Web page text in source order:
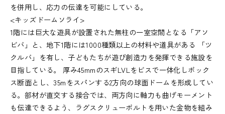
を併用し、応力の伝達を可能にしている。
<キッズドームソライ>
1階には巨大な遊具が設置された無柱の一室空間となる「アソ
ビバ」と、地下1階には1000種類以上の材料や道具がある 「ツ
クルバ」を有し、子どもたちが遊び創造力を発揮できる施設を
目指している。 厚み45mmのスギLVLをビスで一体化しボック
ス断面とし、35mをスパンする2方向の球面ドームを形成してい
る。部材が直交する接合では、両方向に軸力も曲げモーメント
も伝達できるよう、ラグスクリューボルトを用いた金物を組み